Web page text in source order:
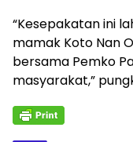
“Kesepakatan ini
mamak Koto Nan
bersama Pemko
masyarakat,”